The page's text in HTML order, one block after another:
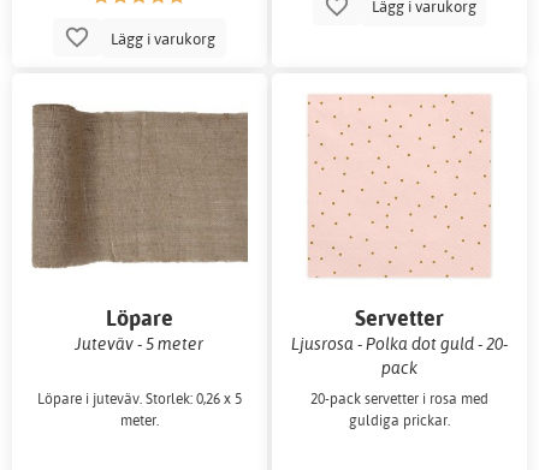
Lägg i varukorg
Lägg i varukorg
Löpare
Juteväv - 5 meter
Löpare i juteväv. Storlek: 0,26 x 5
meter.
Servetter
Ljusrosa - Polka dot guld - 20-
pack
20-pack servetter i rosa med
guldiga prickar.